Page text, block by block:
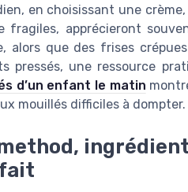
en choisissant une
fragiles, apprécieront
alors que des frises
pressés, une ressource
d’un enfant le matin
mouillés difficiles à dompter.